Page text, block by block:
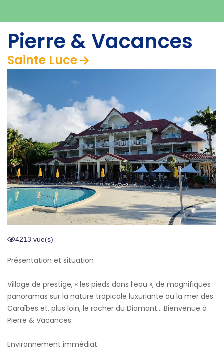
Pierre & Vacances
Sainte Luce
4213 vue(s)
Présentation et situation
Village de prestige, « les pieds dans l’eau », de magnifiques
panoramas sur la nature tropicale luxuriante ou la mer des
Caraïbes et, plus loin, le rocher du Diamant… Bienvenue à
Pierre & Vacances.
Environnement immédiat